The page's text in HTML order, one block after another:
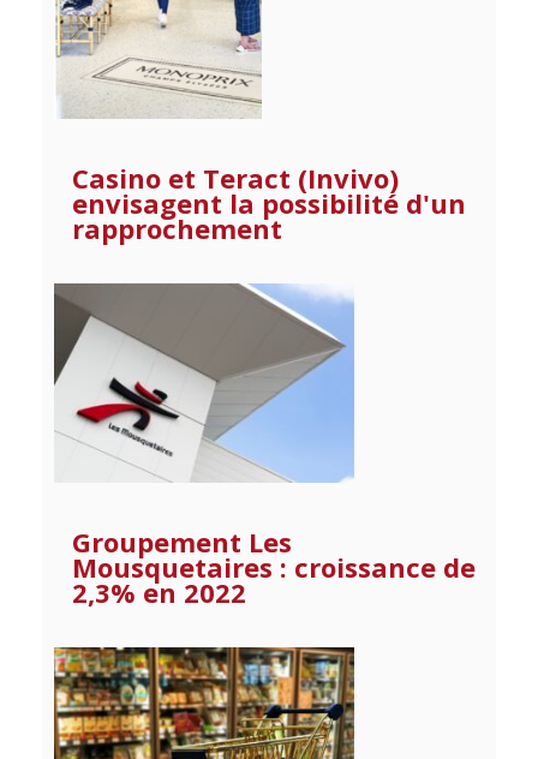
Casino et Teract (Invivo)
envisagent la possibilité d'un
rapprochement
Groupement Les
Mousquetaires : croissance de
2,3% en 2022